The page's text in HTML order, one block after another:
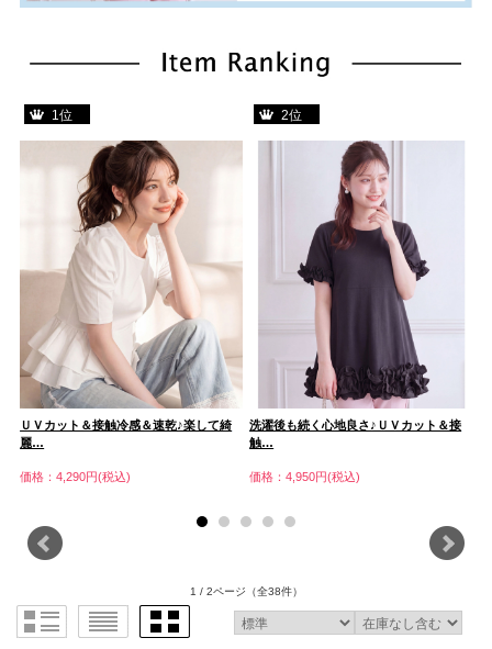
1位
ＵＶカット＆接触冷感＆速乾♪楽して綺
麗…
価格：4,290円(税込)
2位
洗濯後も続く心地良さ♪ＵＶカット＆接
触…
価格：4,950円(税込)
1 / 2ページ （全38件）